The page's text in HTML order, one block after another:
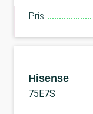
Pris
Hisense
75E7S